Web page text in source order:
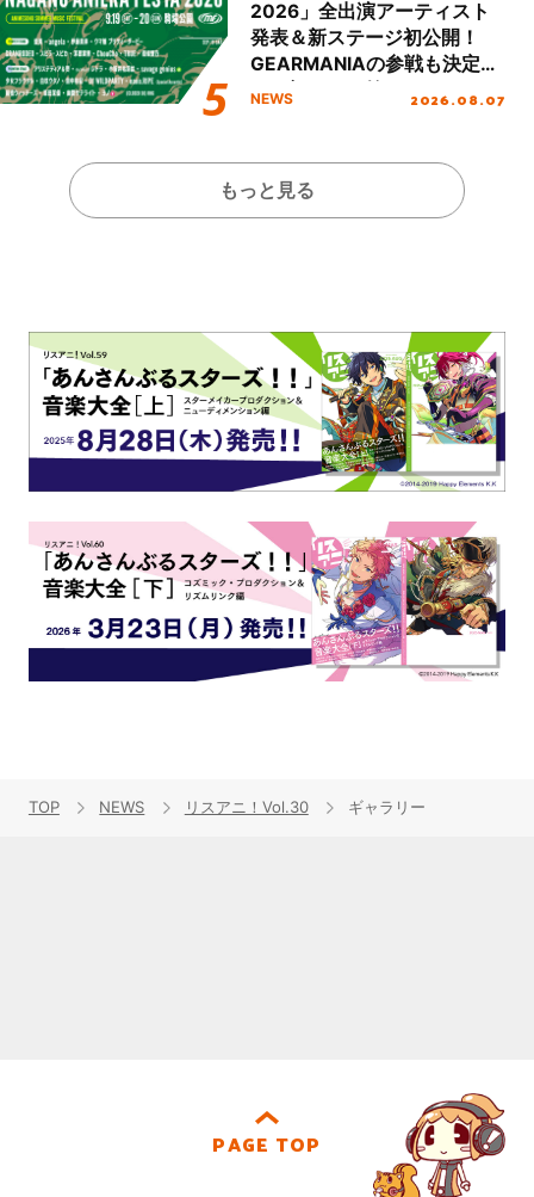
2026」全出演アーティスト
発表＆新ステージ初公開！
GEARMANIAの参戦も決定
し、初となる第3ステージの
NEWS 2026.08.07
もっと見る
TOP NEWS リスアニ！Vol.30 ギャラリー
PAGE TOP